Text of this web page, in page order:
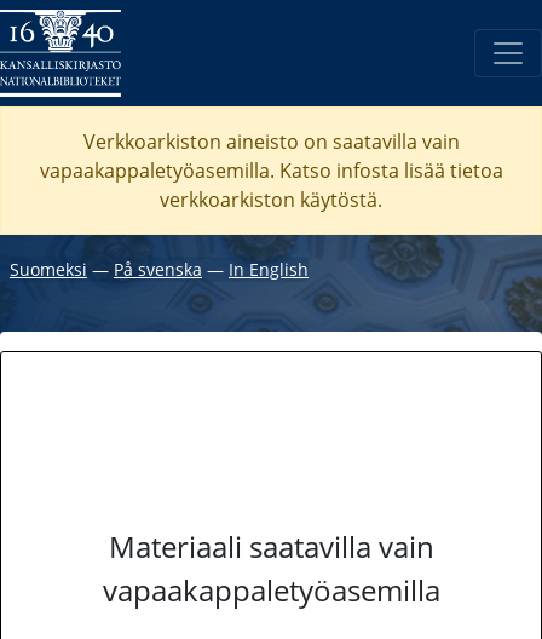
Verkkoarkiston aineisto on saatavilla vain
vapaakappaletyöasemilla. Katso infosta lisää tietoa
verkkoarkiston käytöstä.
Suomeksi ― På svenska ― In English
Materiaali saatavilla vain
vapaakappaletyöasemilla